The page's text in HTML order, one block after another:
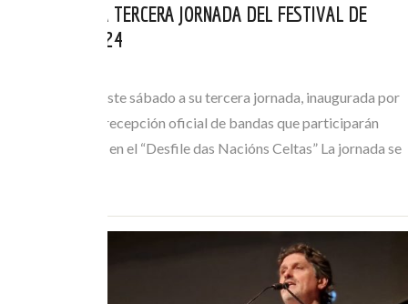
RESUMEN DE LA TERCERA JORNADA DEL FESTIVAL DE
ORTIGUEIRA 2024
El festival llegó este sábado a su tercera jornada, inaugurada por
la mañana con la recepción oficial de bandas que participarán
mañana domingo en el “Desfile das Nacións Celtas” La jornada se